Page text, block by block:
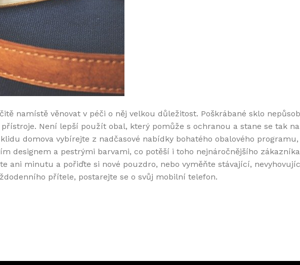
namístě věnovat v péči o něj velkou důležitost. Poškrábané sklo
Není lepší použít obal, který pomůže s ochranou a stane se tak
domova vybírejte z nadčasové nabídky bohatého obalového
designem a pestrými barvami, co potěší i toho nejnáročnějšího
ani minutu a pořiďte si nové pouzdro, nebo vyměňte stávající,
přítele, postarejte se o svůj mobilní telefon.